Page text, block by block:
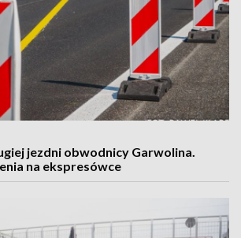
jezdni obwodnicy Garwolina.
na ekspresówce